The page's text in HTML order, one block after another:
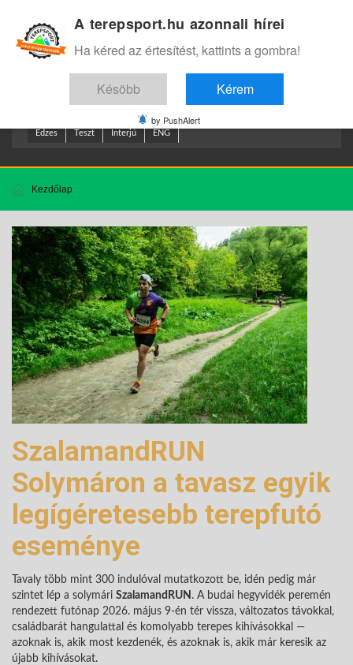
Edzes Teszt Interjú ENG
Kezdőlap
SzalamandRUN
Solymáron a tavasz egyik
legígéretesebb terepfutó
eseménye
Tavaly több mint 300 indulóval mutatkozott be, idén pedig már
szintet lép a solymári SzalamandRUN . A budai hegyvidék peremén
rendezett futónap 2026. május 9-én tér vissza, változatos távokkal,
családbarát hangulattal és komolyabb terepes kihívásokkal —
azoknak is, akik most kezdenék, és azoknak is, akik már keresik az
újabb kihívásokat.
A terepsport.hu azonnali hírei
Ha kéred az értesítést, kattints a gombra!
Késöbb Kérem
by PushAlert